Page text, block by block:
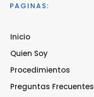
PAGINAS:
Inicio
Quien Soy
Procedimientos
Preguntas Frecuentes